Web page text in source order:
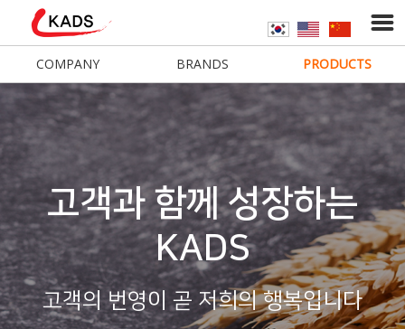
COMPANY BRANDS PRODUCTS
고객과 함께 성장하는
KADS
고객의 번영이 곧 저희의 행복입니다